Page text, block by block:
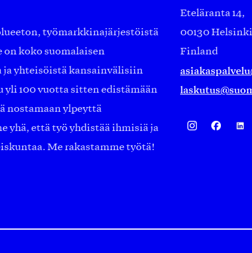
työmarkkinajärjestöistä
koko suomalaisen
yhteisöistä kansainvälisiin
100 vuotta sitten edistämään
nostamaan ylpeyttä
yhä, että työ yhdistää ihmisiä ja
Me rakastamme työtä!
Eteläranta 14,
00130 Helsinki
Finland